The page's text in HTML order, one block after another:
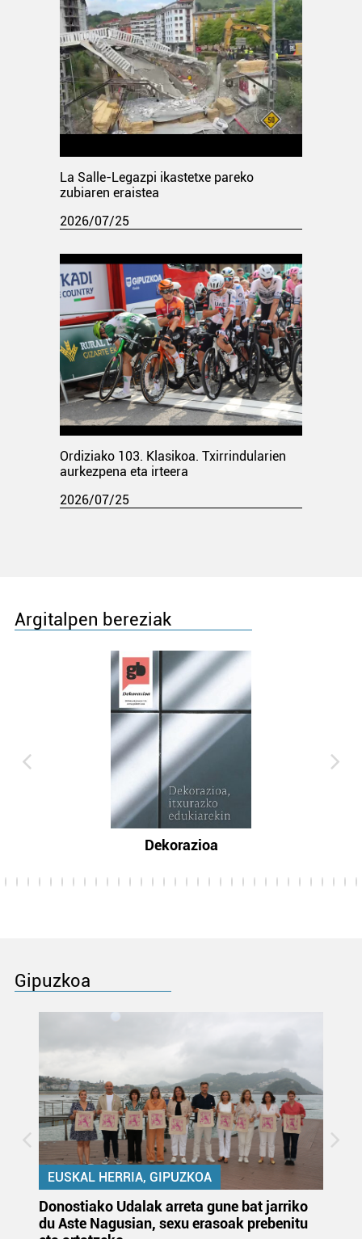
La Salle-Legazpi ikastetxe pareko
zubiaren eraistea
2026/07/25
Ordiziako 103. Klasikoa. Txirrindularien
aurkezpena eta irteera
2026/07/25
Argitalpen bereziak
Dekorazioa
Gipuzkoa
EUSKAL HERRIA, GIPUZKOA
Donostiako Udalak arreta gune bat jarriko
du Aste Nagusian, sexu erasoak prebenitu